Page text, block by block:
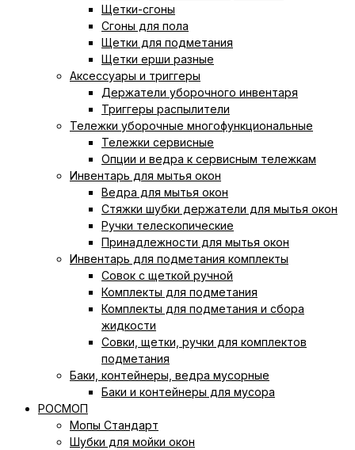
Щетки-сгоны
Сгоны для пола
Щетки для подметания
Щетки ерши разные
Аксессуары и триггеры
Держатели уборочного инвентаря
Триггеры распылители
Тележки уборочные многофункциональные
Тележки сервисные
Опции и ведра к сервисным тележкам
Инвентарь для мытья окон
Ведра для мытья окон
Cтяжки шубки держатели для мытья окон
Ручки телескопические
Принадлежности для мытья окон
Инвентарь для подметания комплекты
Совок с щеткой ручной
Комплекты для подметания
Комплекты для подметания и сбора
жидкости
Совки, щетки, ручки для комплектов
подметания
Баки, контейнеры, ведра мусорные
Баки и контейнеры для мусора
РОСМОП
Мопы Стандарт
Шубки для мойки окон